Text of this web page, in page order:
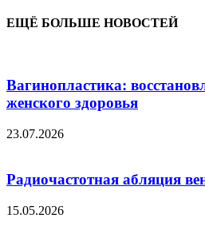
ЕЩЁ БОЛЬШЕ НОВОСТЕЙ
Вагинопластика:
женского здоровья
23.07.2026
Радиочастотная абляция
15.05.2026